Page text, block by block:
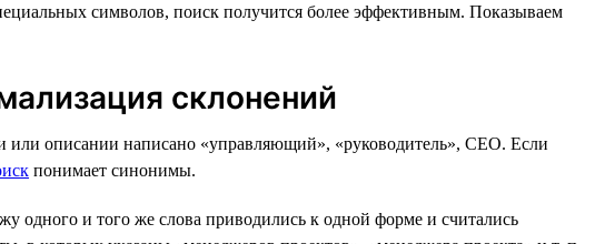
символов, поиск получится более эффективным. Показываем
склонений
или описании написано «управляющий», «руководитель», CEO. Если
понимает синонимы.
одного и того же слова приводились к одной форме и считались